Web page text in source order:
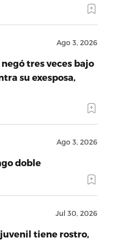
Ago 3, 2026
negó tres veces bajo
su exesposa,
Ago 3, 2026
doble
Jul 30, 2026
tiene rostro,